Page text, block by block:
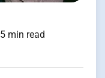
5 min read